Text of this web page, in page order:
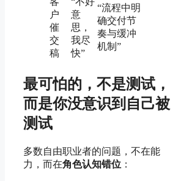
户
催
交
稿
意
思，
我尽
快”
“流程中明
确交付节
奏与缓冲
机制”
最可怕的，不是测试，
而是你没意识到自己被
测试
多数自由职业者的问题，不在能
力，而在角色认知错位 ：